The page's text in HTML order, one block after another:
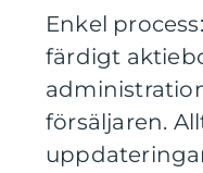
Enkel
färdigt
försäljaren.